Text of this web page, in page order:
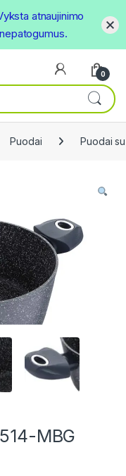
0
Puodai Puodai
MBG
atnaujinimo